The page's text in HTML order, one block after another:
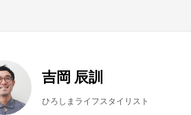
吉岡 辰訓
ひろしまライフスタイリスト